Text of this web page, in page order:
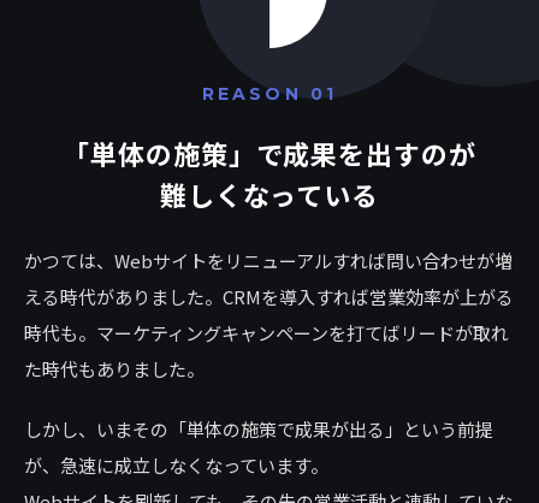
REASON 01
「単体の施策」で成果を出すのが
難しくなっている
かつては、Webサイトをリニューアルすれば問い合わせが増
える時代がありました。CRMを導入すれば営業効率が上がる
時代も。マーケティングキャンペーンを打てばリードが取れ
た時代もありました。
しかし、いまその「単体の施策で成果が出る」という前提
が、急速に成立しなくなっています。